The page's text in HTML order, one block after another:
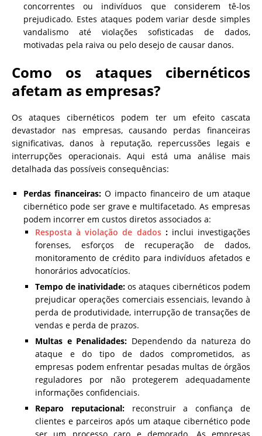
concorrentes ou indivíduos que considerem tê-los
prejudicado. Estes ataques podem variar desde simples
vandalismo até violações sofisticadas de dados,
motivadas pela raiva ou pelo desejo de causar danos.
Como os ataques cibernéticos
afetam as empresas?
Os ataques cibernéticos podem ter um efeito cascata
devastador nas empresas, causando perdas financeiras
significativas, danos à reputação, repercussões legais e
interrupções operacionais. Aqui está uma análise mais
detalhada das possíveis consequências:
Perdas financeiras: O impacto financeiro de um ataque
cibernético pode ser grave e multifacetado. As empresas
podem incorrer em custos diretos associados a:
Resposta à violação de dados:inclui investigações
forenses, esforços de recuperação de dados,
monitoramento de crédito para indivíduos afetados e
honorários advocatícios.
Tempo de inatividade: os ataques cibernéticos podem
prejudicar operações comerciais essenciais, levando à
perda de produtividade, interrupção de transações de
vendas e perda de prazos.
Multas e Penalidades: Dependendo da natureza do
ataque e do tipo de dados comprometidos, as
empresas podem enfrentar pesadas multas de órgãos
reguladores por não protegerem adequadamente
informações confidenciais.
Reparo reputacional:reconstruir a confiança de
clientes e parceiros após um ataque cibernético pode